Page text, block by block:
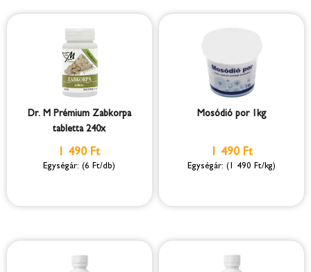
Dr. M Prémium Zabkorpa
tabletta 240x
1 490 Ft
(6 Ft/db)
Mosódió por 1kg
1 490 Ft
(1 490 Ft/kg)